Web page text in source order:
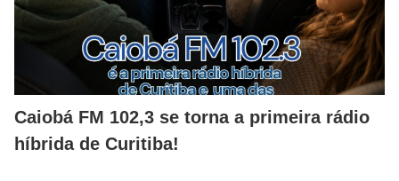
Caiobá FM 102,3 se torna a primeira rádio
híbrida de Curitiba!